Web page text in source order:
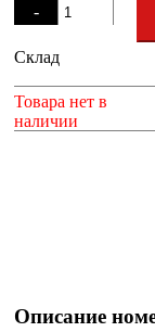
-
+
Склад
Товара нет в
наличии
Описание